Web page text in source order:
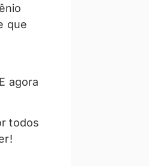
que
agora
todos